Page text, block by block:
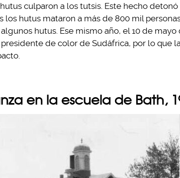
culparon a los tutsis. Este hecho
los hutus mataron a más de 800 mil
hutus. Ese mismo año, el 10 de
de color de Sudáfrica, por lo que
en la escuela de Bath,